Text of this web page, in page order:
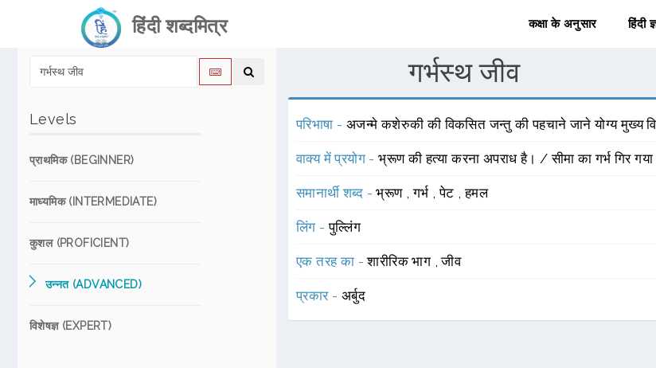
हिंदी शब्दमित्र कक्षा के अनुसार हिंदी
Levels
प्राथमिक (BEGINNER)
माध्यमिक (INTERMEDIATE)
कुशल (PROFICIENT)
उन्नत (ADVANCED)
विशेषज्ञ (EXPERT)
गर्भस्थ जीव
परिभाषा - अजन्मे कशेरुकी की विकसित जन्तु की पहचाने जाने योग्य मुख्य
वाक्य में प्रयोग -भ्रूण की हत्या करना अपराध है। / सीमा का गर्भ गिर
समानार्थी शब्द -भ्रूण ,गर्भ ,पेट ,हमल
लिंग -पुल्लिंग
एक तरह का -शारीरिक भाग ,जीव
प्रकार - अर्बुद